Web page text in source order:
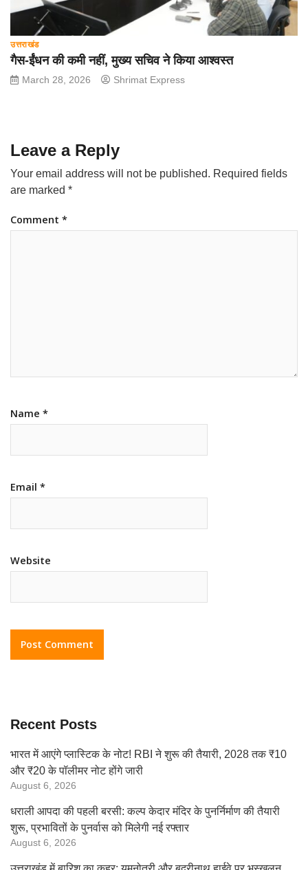
उत्तराखंड
गैस-ईंधन की कमी नहीं, मुख्य सचिव ने किया आश्वस्त
March 28, 2026 Shrimat Express
Leave a Reply
Your email address will not be published. Required fields
are marked *
Comment *
Name *
Email *
Website
Recent Posts
भारत में आएंगे प्लास्टिक के नोट! RBI ने शुरू की तैयारी, 2028 तक ₹10
और ₹20 के पॉलीमर नोट होंगे जारी
August 6, 2026
धराली आपदा की पहली बरसी: कल्प केदार मंदिर के पुनर्निर्माण की तैयारी
शुरू, प्रभावितों के पुनर्वास को मिलेगी नई रफ्तार
August 6, 2026